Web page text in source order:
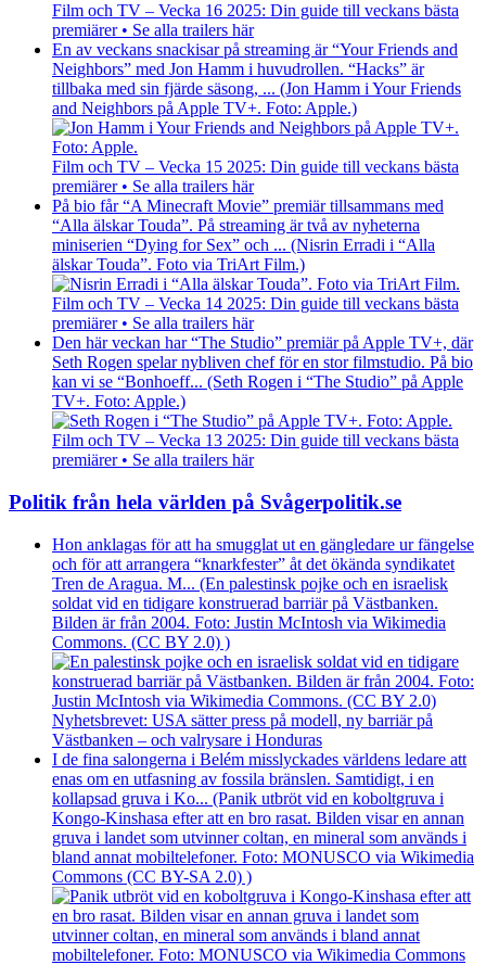
Film och TV – Vecka 16 2025: Din guide till veckans bästa
premiärer • Se alla trailers här
En av veckans snackisar på streaming är “Your Friends and
Neighbors” med Jon Hamm i huvudrollen. “Hacks” är
tillbaka med sin fjärde säsong, ... (Jon Hamm i Your Friends
and Neighbors på Apple TV+. Foto: Apple.)
Film och TV – Vecka 15 2025: Din guide till veckans bästa
premiärer • Se alla trailers här
På bio får “A Minecraft Movie” premiär tillsammans med
“Alla älskar Touda”. På streaming är två av nyheterna
miniserien “Dying for Sex” och ... (Nisrin Erradi i “Alla
älskar Touda”. Foto via TriArt Film.)
Film och TV – Vecka 14 2025: Din guide till veckans bästa
premiärer • Se alla trailers här
Den här veckan har “The Studio” premiär på Apple TV+, där
Seth Rogen spelar nybliven chef för en stor filmstudio. På bio
kan vi se “Bonhoeff... (Seth Rogen i “The Studio” på Apple
TV+. Foto: Apple.)
Film och TV – Vecka 13 2025: Din guide till veckans bästa
premiärer • Se alla trailers här
Politik från hela världen på Svågerpolitik.se
Hon anklagas för att ha smugglat ut en gängledare ur fängelse
och för att arrangera “knarkfester” åt det ökända syndikatet
Tren de Aragua. M... (En palestinsk pojke och en israelisk
soldat vid en tidigare konstruerad barriär på Västbanken.
Bilden är från 2004. Foto: Justin McIntosh via Wikimedia
Commons. (CC BY 2.0) )
Nyhetsbrevet: USA sätter press på modell, ny barriär på
Västbanken – och valrysare i Honduras
I de fina salongerna i Belém misslyckades världens ledare att
enas om en utfasning av fossila bränslen. Samtidigt, i en
kollapsad gruva i Ko... (Panik utbröt vid en koboltgruva i
Kongo-Kinshasa efter att en bro rasat. Bilden visar en annan
gruva i landet som utvinner coltan, en mineral som används i
bland annat mobiltelefoner. Foto: MONUSCO via Wikimedia
Commons (CC BY-SA 2.0) )